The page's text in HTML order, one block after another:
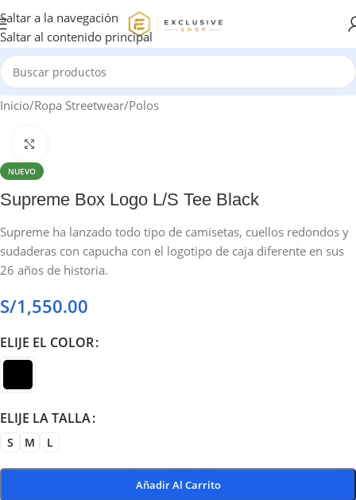
Saltar a la navegación
Saltar al contenido principal
Inicio/Ropa Streetwear/Polos
NUEVO
Supreme Box Logo L/S Tee Black
Supreme ha lanzado todo tipo de camisetas, cuellos redondos y
sudaderas con capucha con el logotipo de caja diferente en sus
26 años de historia.
S/1,550.00
ELIJE EL COLOR
ELIJE LA TALLA
S M L
Añadir Al Carrito